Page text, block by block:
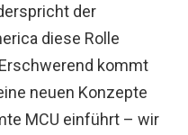
der
diese Rolle
kommt
neuen Konzepte
MCU einführt – wir